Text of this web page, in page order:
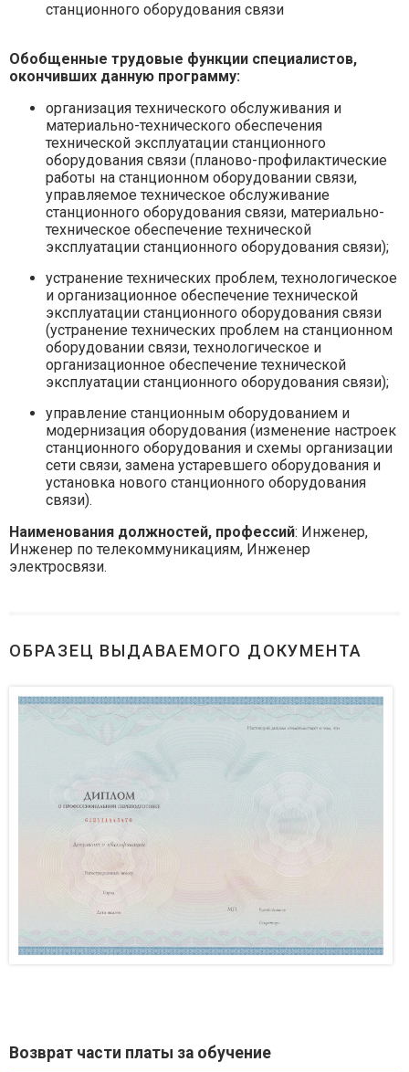
станционного оборудования связи
Обобщенные трудовые функции специалистов,
окончивших данную программу:
организация технического обслуживания и
материально-технического обеспечения
технической эксплуатации станционного
оборудования связи (планово-профилактические
работы на станционном оборудовании связи,
управляемое техническое обслуживание
станционного оборудования связи, материально-
техническое обеспечение технической
эксплуатации станционного оборудования связи);
устранение технических проблем, технологическое
и организационное обеспечение технической
эксплуатации станционного оборудования связи
(устранение технических проблем на станционном
оборудовании связи, технологическое и
организационное обеспечение технической
эксплуатации станционного оборудования связи);
управление станционным оборудованием и
модернизация оборудования (изменение настроек
станционного оборудования и схемы организации
сети связи, замена устаревшего оборудования и
установка нового станционного оборудования
связи).
Наименования должностей, профессий: Инженер,
Инженер по телекоммуникациям, Инженер
электросвязи.
ОБРАЗЕЦ ВЫДАВАЕМОГО ДОКУМЕНТА
Возврат части платы за обучение